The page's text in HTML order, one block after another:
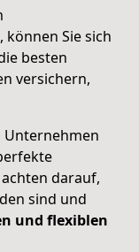
können Sie sich
besten
versichern,
Unternehmen
darauf,
sind und
und flexiblen